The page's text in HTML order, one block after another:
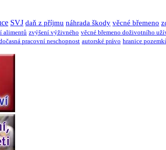
SVJ daň z příjmu náhrada škody věcné břemeno
alimentů zvýšení výživného věcné břemeno doživotního
pracovní neschopnost autorské právo hranice